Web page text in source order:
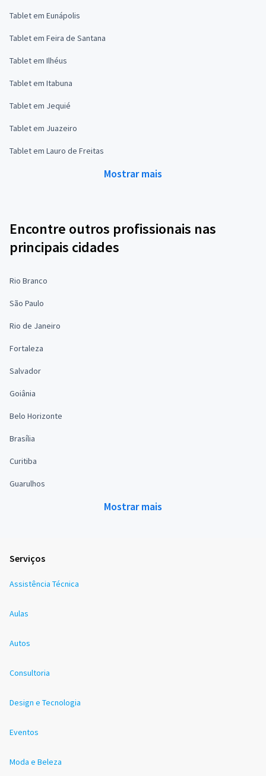
Tablet em Eunápolis
Tablet em Feira de Santana
Tablet em Ilhéus
Tablet em Itabuna
Tablet em Jequié
Tablet em Juazeiro
Tablet em Lauro de Freitas
Mostrar mais
Encontre outros profissionais nas
principais cidades
Rio Branco
São Paulo
Rio de Janeiro
Fortaleza
Salvador
Goiânia
Belo Horizonte
Brasília
Curitiba
Guarulhos
Mostrar mais
Serviços
Assistência Técnica
Aulas
Autos
Consultoria
Design e Tecnologia
Eventos
Moda e Beleza